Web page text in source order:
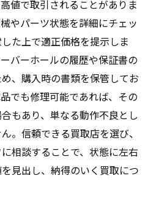
値で取引されることがありま
やパーツ状態を詳細にチェッ
た上で適正価格を提示しま
バーホールの履歴や保証書の
、購入時の書類を保管してお
でも修理可能であれば、その
もあり、単なる動作不良とし
。信頼できる買取店を選び、
相談することで、状態に左右
見出し、納得のいく買取につ